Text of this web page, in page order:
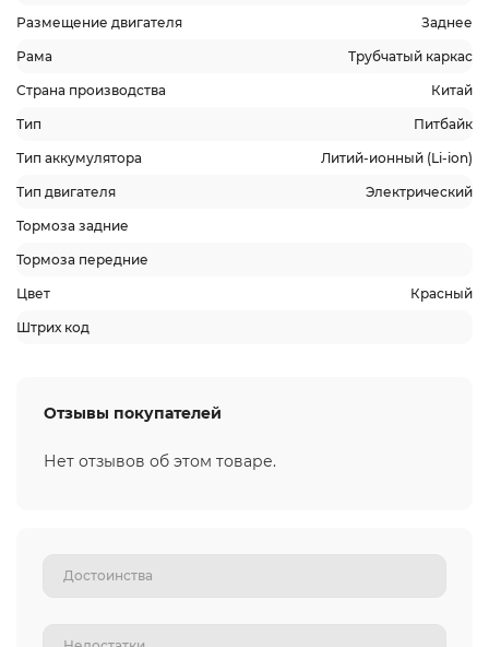
Размещение двигателя Заднее
Рама Трубчатый каркас
Страна производства Китай
Тип Питбайк
Тип аккумулятора Литий-ионный (Li-ion)
Тип двигателя Электрический
Тормоза задние
Тормоза передние
Цвет Красный
Штрих код
Отзывы покупателей
Нет отзывов об этом товаре.